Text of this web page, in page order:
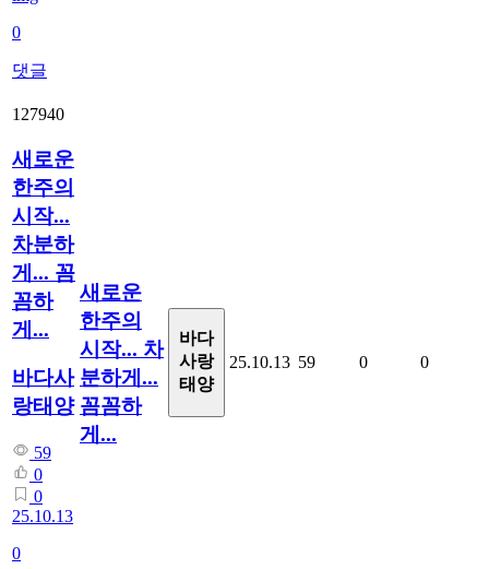
0
댓글
127940
새로운
한주의
시작...
차분하
게... 꼼
꼼하
게...
바다사
랑태양
59
0
0
25.10.13
0
새로운
한주의
시작... 차
분하게...
꼼꼼하
게...
바다
사랑
태양
25.10.13 59 0 0